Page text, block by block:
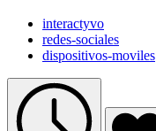
interactyvo
redes-sociales
dispositivos-moviles